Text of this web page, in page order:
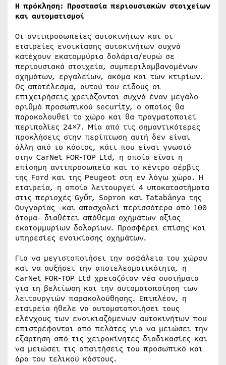
Η πρόκληση: Προστασία περιουσιακών στοιχείων
και αυτοματισμοί
Οι αντιπροσωπείες αυτοκινήτων και οι
εταιρείες ενοικίασης αυτοκινήτων συχνά
κατέχουν εκατομμύρια δολάρια/ευρώ σε
περιουσιακά στοιχεία, συμπεριλαμβανομένων
οχημάτων, εργαλείων, ακόμα και των κτιρίων.
Ως αποτέλεσμα, αυτού του είδους οι
επιχειρήσεις χρειάζονται συχνά έναν μεγάλο
αριθμό προσωπικού security, ο οποίος θα
παρακολουθεί το χώρο και θα πραγματοποιεί
περιπολίες 24×7. Μία από τις σημαντικότερες
προκλήσεις στην περίπτωση αυτή δεν είναι
άλλη από το κόστος, κάτι που είναι γνωστό
στην CarNet FOR-TOP Ltd, η οποία είναι η
επίσημη αντιπροσωπεία και το κέντρο σέρβις
της Ford και της Peugeot στη εν λόγω χώρα. Η
εταιρεία, η οποία λειτουργεί 4 υποκαταστήματα
στις περιοχές Győr, Sopron και Tatabánya της
Ουγγαρίας -και απασχολεί περισσότερα από 100
άτομα- διαθέτει απόθεμα οχημάτων αξίας
εκατομμυρίων δολαρίων. Προσφέρει επίσης και
υπηρεσίες ενοικίασης οχημάτων.
Για να μεγιστοποιήσει την ασφάλεια του χώρου
και να αυξήσει την αποτελεσματικότητα, η
CarNet FOR-TOP Ltd χρειαζόταν νέα συστήματα
για τη βελτίωση και την αυτοματοποίηση των
λειτουργιών παρακολούθησης. Επιπλέον, η
εταιρεία ήθελε να αυτοματοποιήσει τους
ελέγχους των ενοικιαζόμενων αυτοκινήτων που
επιστρέφονται από πελάτες για να μειώσει την
εξάρτηση από τις χειροκίνητες διαδικασίες και
να μειώσει τις απαιτήσεις του προσωπικό και
άρα του τελικού κόστους.